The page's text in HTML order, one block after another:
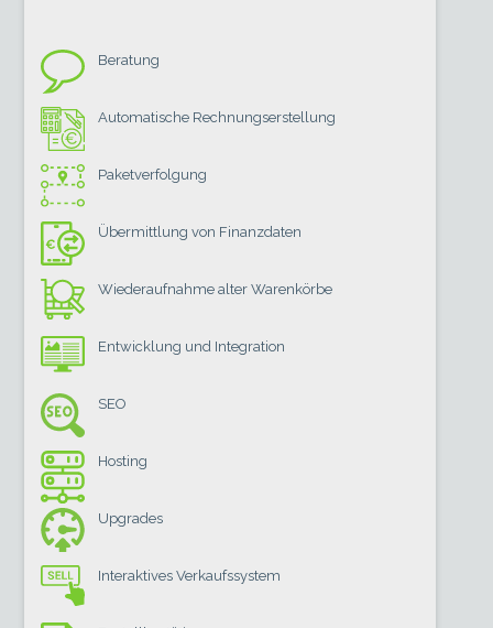
Beratung
Automatische Rechnungserstellung
Paketverfolgung
Übermittlung von Finanzdaten
Wiederaufnahme alter Warenkörbe
Entwicklung und Integration
SEO
Hosting
Upgrades
Interaktives Verkaufssystem